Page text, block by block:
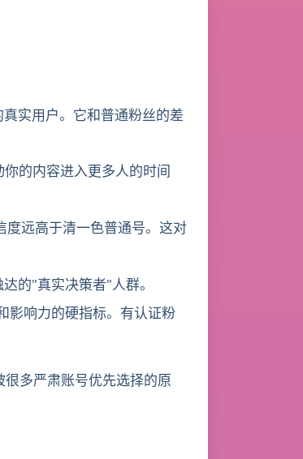
实用户。它和普通粉丝的差
的内容进入更多人的时间
度远高于清一色普通号。这对
的"真实决策者"人群。
影响力的硬指标。有认证粉
多严肃账号优先选择的原